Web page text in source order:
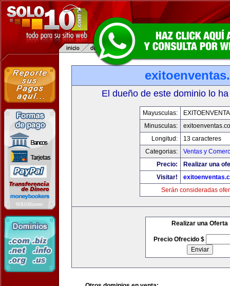
El dueño de este dominio lo
Mayusculas:
Minusculas:
Longitud:
13 caracteres
Categorias:
Ventas y
Precio:
Realizar una
Visitar!
Serán consideradas
Realizar una Oferta
Precio Ofrecido $